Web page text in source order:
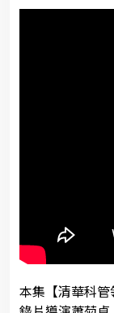
本集【清華科